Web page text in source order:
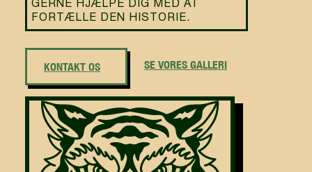
GERNE HJÆLPE DIG MED AT
FORTÆLLE DEN HISTORIE.
KONTAKT OS SE VORES GALLERI